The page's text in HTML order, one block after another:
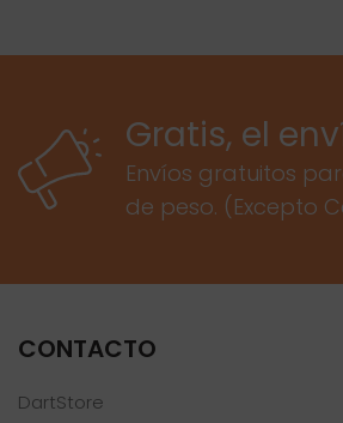
Gratis, el
Envíos gratuitos
de peso. (Excepto
CONTACTO
DartStore